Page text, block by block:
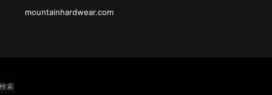
mountainhardwear.com
索